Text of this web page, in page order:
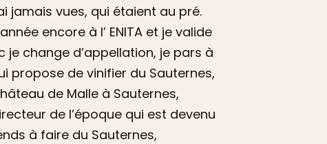
jamais vues, qui étaient au pré.
encore à l’ ENITA et je valide
change d’appellation, je pars à
propose de vinifier du Sauternes,
de Malle à Sauternes,
de l’époque qui est devenu
à faire du Sauternes,